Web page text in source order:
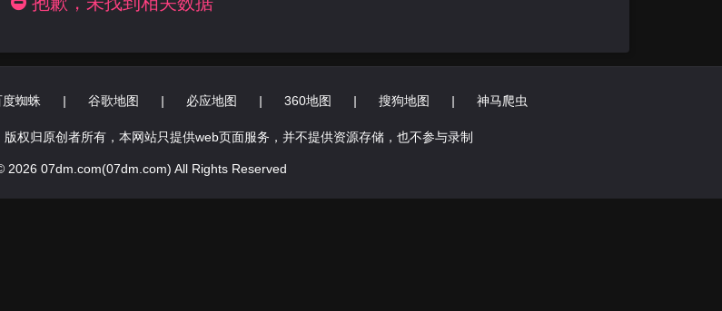
度蜘蛛 | 谷歌地图 | 必应地图 | 360地图 | 搜狗地图 | 神马爬虫
权归原创者所有，本网站只提供web页面服务，并不提供资源存储，也不参与录制
2026 07dm.com(07dm.com) All Rights Reserved